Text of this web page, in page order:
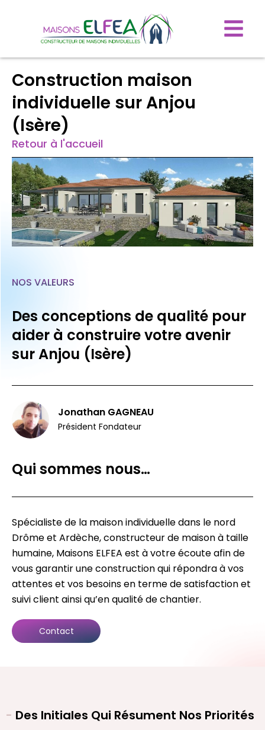
Construction maison
individuelle sur Anjou
(Isère)
Retour à l'accueil
Qui sommes nous…
Spécialiste de la maison individuelle dans le nord
Drôme et Ardèche, constructeur de maison à taille
humaine, Maisons ELFEA est à votre écoute afin de
vous garantir une construction qui répondra à vos
attentes et vos besoins en terme de satisfaction et
suivi client ainsi qu’en qualité de chantier.
Contact
NOS VALEURS
Des conceptions de qualité pour
aider à construire votre avenir
sur Anjou (Isère)
Jonathan GAGNEAU
Président Fondateur
- Des Initiales Qui Résument Nos Priorités